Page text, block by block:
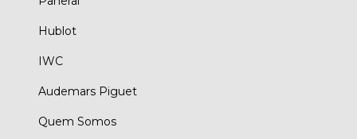
Hublot
IWC
Audemars Piguet
Quem Somos